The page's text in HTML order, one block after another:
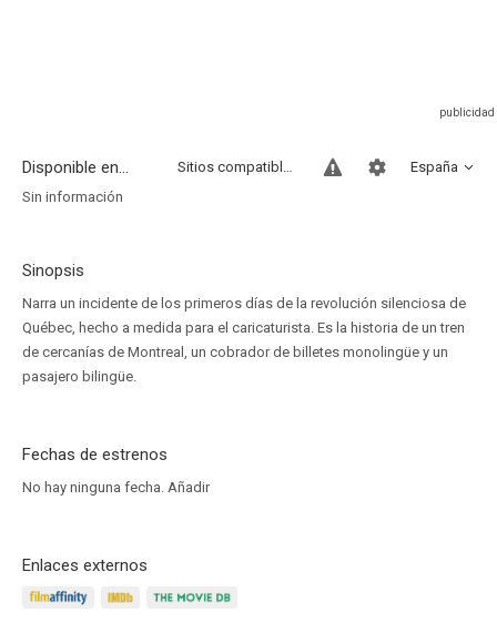
Disponible en... España
Sitios compatibles
Sin información
Sinopsis
Narra un incidente de los primeros días de la revolución silenciosa de
Québec, hecho a medida para el caricaturista. Es la historia de un tren
de cercanías de Montreal, un cobrador de billetes monolingüe y un
pasajero bilingüe.
Fechas de estrenos
No hay ninguna fecha. Añadir
Enlaces externos